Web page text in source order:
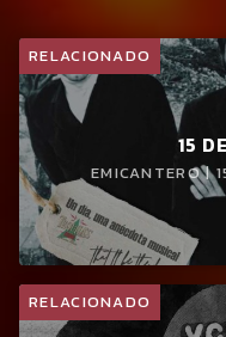
RELACIONADO
15
EMICANTERO |
RELACIONADO